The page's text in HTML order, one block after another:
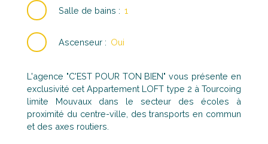
Salle de bains : 1
Ascenseur : Oui
L'agence "C'EST POUR TON BIEN" vous présente en
exclusivité cet Appartement LOFT type 2 à Tourcoing
limite Mouvaux dans le secteur des écoles à
proximité du centre-ville, des transports en commun
et des axes routiers.